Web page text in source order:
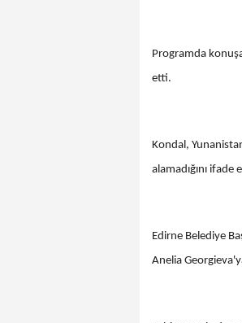
Programda
etti.
Kondal,
alamadığını ifade
Edirne Belediye
Anelia